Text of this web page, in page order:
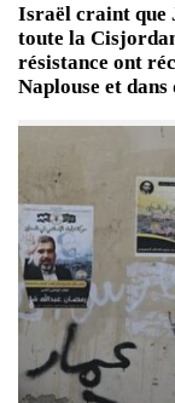
Israël craint que
toute la
résistance ont
Naplouse et